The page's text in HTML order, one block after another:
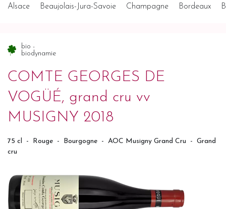
Alsace Beaujolais-Jura-Savoie Champagne Bordeaux
bio -
biodynamie
COMTE GEORGES DE
VOGÜÉ, grand cru vv
MUSIGNY 2018
75 cl - Rouge - Bourgogne - AOC Musigny Grand Cru - Grand
cru